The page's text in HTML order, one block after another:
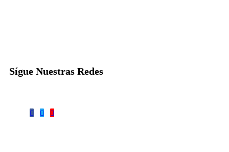
Sígue Nuestras Redes